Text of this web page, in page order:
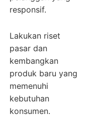
responsif.
Lakukan riset
pasar dan
kembangkan
produk baru yang
memenuhi
kebutuhan
konsumen.